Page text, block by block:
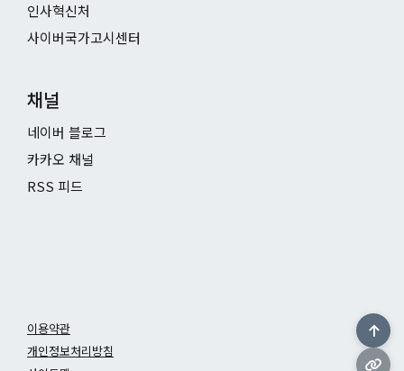
인사혁신처
사이버국가고시센터
채널
네이버 블로그
카카오 채널
RSS 피드
이용약관
개인정보처리방침